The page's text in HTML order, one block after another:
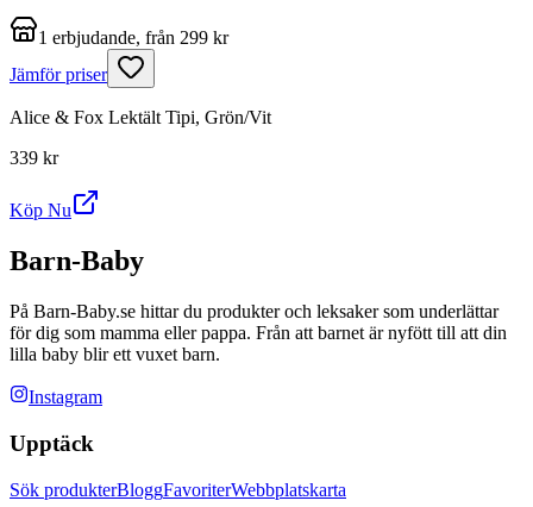
1 erbjudande, från 299 kr
Jämför priser
Alice & Fox Lektält Tipi, Grön/Vit
339 kr
Köp Nu
Barn-Baby
På Barn-Baby.se hittar du produkter och leksaker som underlättar
för dig som mamma eller pappa. Från att barnet är nyfött till att din
lilla baby blir ett vuxet barn.
Instagram
Upptäck
Sök produkterBloggFavoriterWebbplatskarta